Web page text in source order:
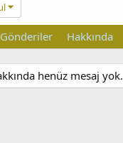
Gönderiler Hakkında
henüz mesaj yok.